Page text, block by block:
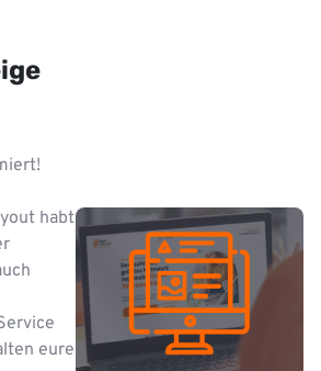
habt
eure